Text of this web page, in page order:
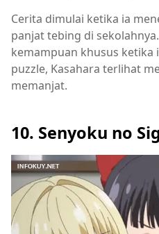
Cerita dimulai ketika ia
panjat tebing di
kemampuan khusus ketika
puzzle, Kasahara terlihat
memanjat.
10. Senyoku no